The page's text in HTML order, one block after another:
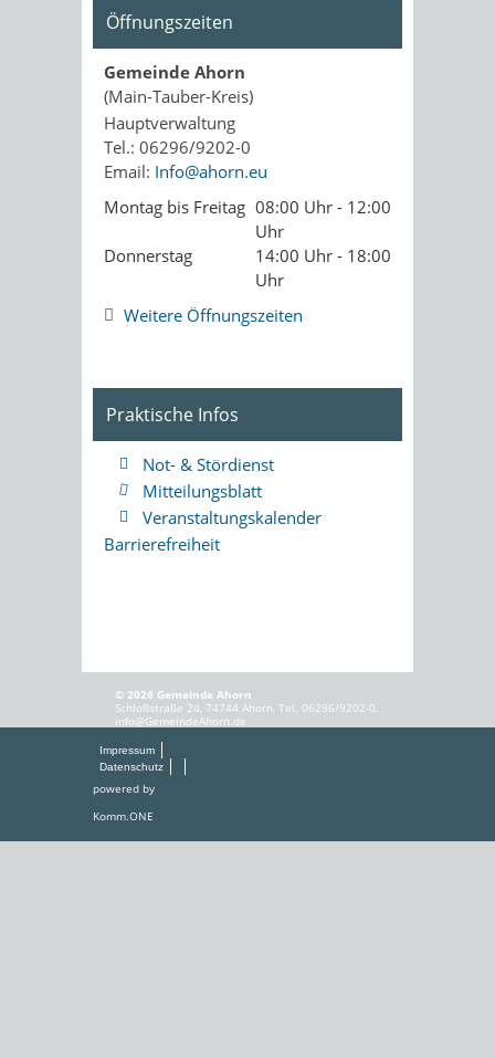
Öffnungszeiten
Gemeinde Ahorn
(Main-Tauber-Kreis)
Hauptverwaltung
Tel.: 06296/9202-0
Email: Info@ahorn.eu
Montag bis Freitag 08:00 Uhr - 12:00
Uhr
Donnerstag
14:00 Uhr - 18:00
Uhr
Weitere Öffnungszeiten
Praktische Infos
Not- & Stördienst
Mitteilungsblatt
Veranstaltungskalender
Barrierefreiheit
© 2026 Gemeinde Ahorn
Schloßstraße 24, 74744 Ahorn, Tel. 06296/9202-0,
info@GemeindeAhorn.de
Impressum
Datenschutz
powered by
Komm.ONE